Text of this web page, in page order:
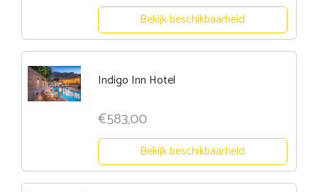
Bekijk beschikbaarheid
Indigo Inn Hotel
€583,00
Bekijk beschikbaarheid